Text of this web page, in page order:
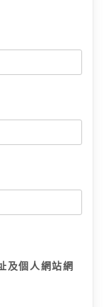
及個人網站網